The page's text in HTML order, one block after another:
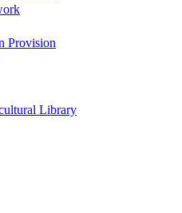
Provision
Library